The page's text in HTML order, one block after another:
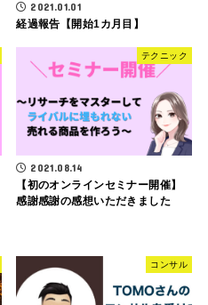
2021.01.01
経過報告【開始1カ月目】
テクニック
2021.08.14
【初のオンラインセミナー開催】
感謝感謝の感想いただきました
コンサル